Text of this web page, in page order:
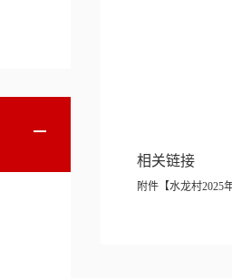
相关链接
附件【水龙村2025